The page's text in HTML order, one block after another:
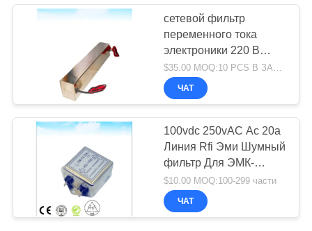
сетевой фильтр
переменного тока
электроники 220 В
переменного тока ЭМИ
для радиочастотной
защищающей комнаты,
ЭМК, защищенная
радиочастотой комната
$35.00 MOQ:10 PCS В ЗАКАЗ
ЧАТ
100vdc 250vAC Ac 20a
Линия Rfi Эми Шумный
фильтр Для ЭМК-
анехоической камеры
Двухступенчатая
защищенная комната
$10.00 MOQ:100-299 части
ЧАТ